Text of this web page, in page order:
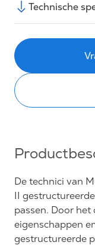
Technische
De technici van
II
passen. Door
eigenschappen
gestructureerde